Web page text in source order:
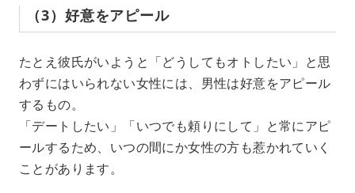
（3）好意をアピール
たとえ彼氏がいようと「どうしてもオトしたい」と思
わずにはいられない女性には、男性は好意をアピール
するもの。
「デートしたい」「いつでも頼りにして」と常にアピ
ールするため、いつの間にか女性の方も惹かれていく
ことがあります。